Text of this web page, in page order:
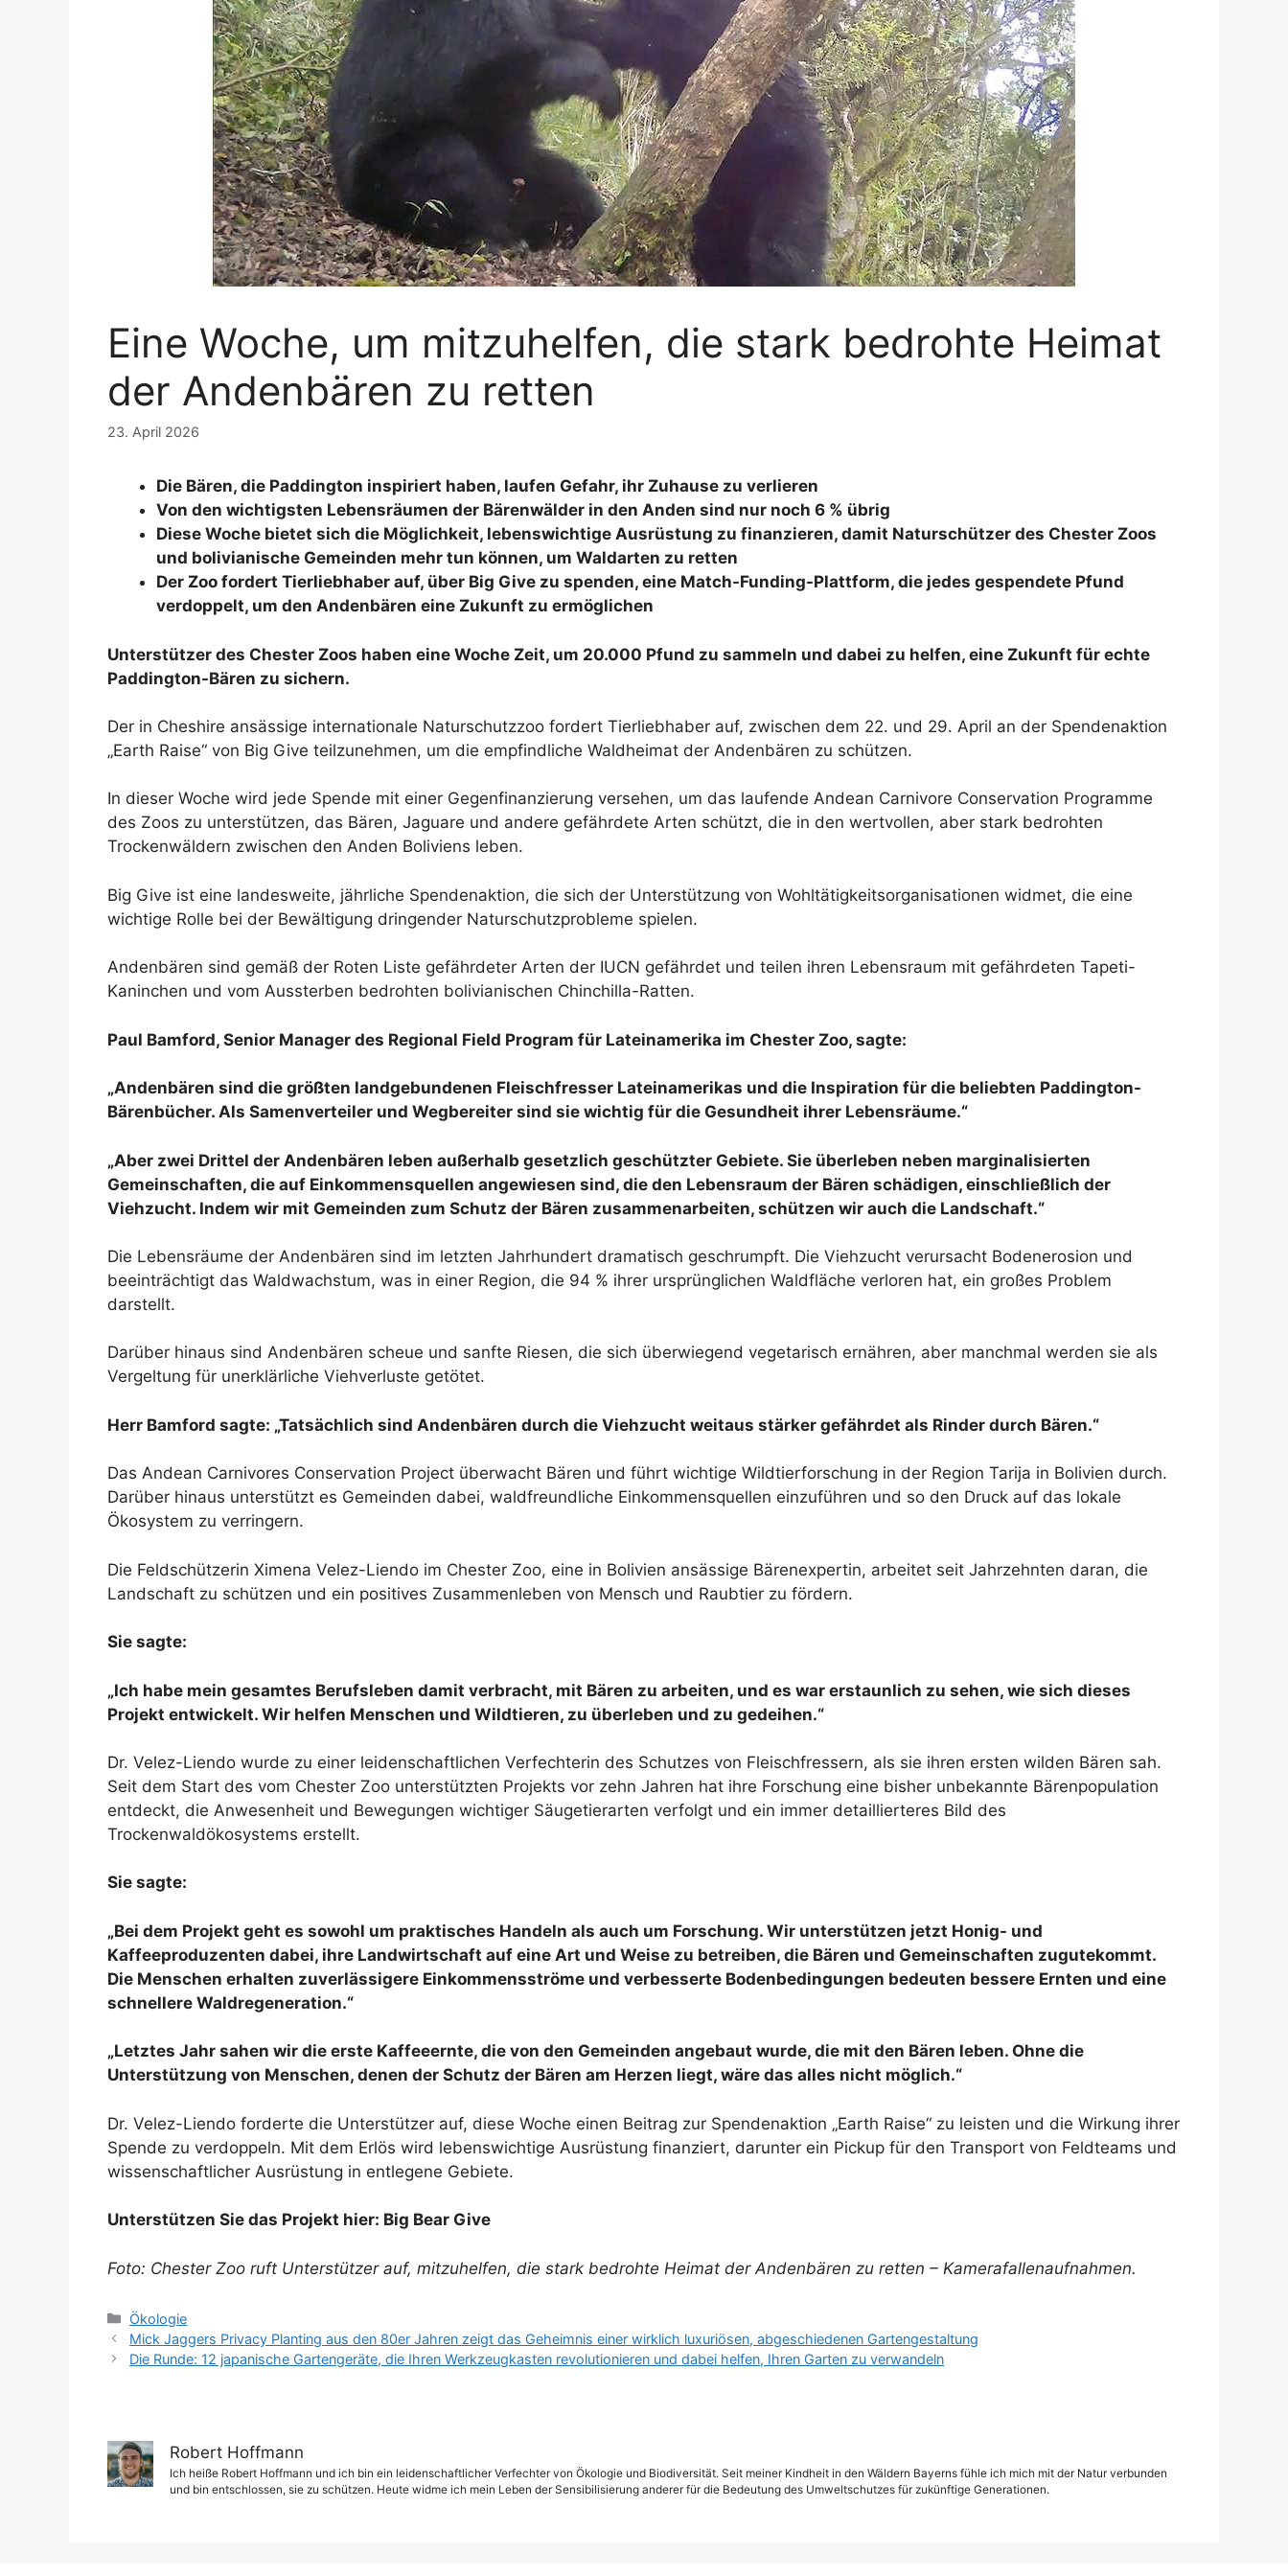
Eine Woche, um mitzuhelfen, die stark bedrohte Heimat
der Andenbären zu retten
23. April 2026
Die Bären, die Paddington inspiriert haben, laufen Gefahr, ihr Zuhause zu verlieren
Von den wichtigsten Lebensräumen der Bärenwälder in den Anden sind nur noch 6 % übrig
Diese Woche bietet sich die Möglichkeit, lebenswichtige Ausrüstung zu finanzieren, damit Naturschützer des Chester Zoos
und bolivianische Gemeinden mehr tun können, um Waldarten zu retten
Der Zoo fordert Tierliebhaber auf, über Big Give zu spenden, eine Match-Funding-Plattform, die jedes gespendete Pfund
verdoppelt, um den Andenbären eine Zukunft zu ermöglichen
Unterstützer des Chester Zoos haben eine Woche Zeit, um 20.000 Pfund zu sammeln und dabei zu helfen, eine Zukunft für echte
Paddington-Bären zu sichern.
Der in Cheshire ansässige internationale Naturschutzzoo fordert Tierliebhaber auf, zwischen dem 22. und 29. April an der Spendenaktion
„Earth Raise“ von Big Give teilzunehmen, um die empfindliche Waldheimat der Andenbären zu schützen.
In dieser Woche wird jede Spende mit einer Gegenfinanzierung versehen, um das laufende Andean Carnivore Conservation Programme
des Zoos zu unterstützen, das Bären, Jaguare und andere gefährdete Arten schützt, die in den wertvollen, aber stark bedrohten
Trockenwäldern zwischen den Anden Boliviens leben.
Big Give ist eine landesweite, jährliche Spendenaktion, die sich der Unterstützung von Wohltätigkeitsorganisationen widmet, die eine
wichtige Rolle bei der Bewältigung dringender Naturschutzprobleme spielen.
Andenbären sind gemäß der Roten Liste gefährdeter Arten der IUCN gefährdet und teilen ihren Lebensraum mit gefährdeten Tapeti-
Kaninchen und vom Aussterben bedrohten bolivianischen Chinchilla-Ratten.
Paul Bamford, Senior Manager des Regional Field Program für Lateinamerika im Chester Zoo, sagte:
„Andenbären sind die größten landgebundenen Fleischfresser Lateinamerikas und die Inspiration für die beliebten Paddington-
Bärenbücher. Als Samenverteiler und Wegbereiter sind sie wichtig für die Gesundheit ihrer Lebensräume.“
„Aber zwei Drittel der Andenbären leben außerhalb gesetzlich geschützter Gebiete. Sie überleben neben marginalisierten
Gemeinschaften, die auf Einkommensquellen angewiesen sind, die den Lebensraum der Bären schädigen, einschließlich der
Viehzucht. Indem wir mit Gemeinden zum Schutz der Bären zusammenarbeiten, schützen wir auch die Landschaft.“
Die Lebensräume der Andenbären sind im letzten Jahrhundert dramatisch geschrumpft. Die Viehzucht verursacht Bodenerosion und
beeinträchtigt das Waldwachstum, was in einer Region, die 94 % ihrer ursprünglichen Waldfläche verloren hat, ein großes Problem
darstellt.
Darüber hinaus sind Andenbären scheue und sanfte Riesen, die sich überwiegend vegetarisch ernähren, aber manchmal werden sie als
Vergeltung für unerklärliche Viehverluste getötet.
Herr Bamford sagte: „Tatsächlich sind Andenbären durch die Viehzucht weitaus stärker gefährdet als Rinder durch Bären.“
Das Andean Carnivores Conservation Project überwacht Bären und führt wichtige Wildtierforschung in der Region Tarija in Bolivien durch.
Darüber hinaus unterstützt es Gemeinden dabei, waldfreundliche Einkommensquellen einzuführen und so den Druck auf das lokale
Ökosystem zu verringern.
Die Feldschützerin Ximena Velez-Liendo im Chester Zoo, eine in Bolivien ansässige Bärenexpertin, arbeitet seit Jahrzehnten daran, die
Landschaft zu schützen und ein positives Zusammenleben von Mensch und Raubtier zu fördern.
Sie sagte:
„Ich habe mein gesamtes Berufsleben damit verbracht, mit Bären zu arbeiten, und es war erstaunlich zu sehen, wie sich dieses
Projekt entwickelt. Wir helfen Menschen und Wildtieren, zu überleben und zu gedeihen.“
Dr. Velez-Liendo wurde zu einer leidenschaftlichen Verfechterin des Schutzes von Fleischfressern, als sie ihren ersten wilden Bären sah.
Seit dem Start des vom Chester Zoo unterstützten Projekts vor zehn Jahren hat ihre Forschung eine bisher unbekannte Bärenpopulation
entdeckt, die Anwesenheit und Bewegungen wichtiger Säugetierarten verfolgt und ein immer detaillierteres Bild des
Trockenwaldökosystems erstellt.
Sie sagte:
„Bei dem Projekt geht es sowohl um praktisches Handeln als auch um Forschung. Wir unterstützen jetzt Honig- und
Kaffeeproduzenten dabei, ihre Landwirtschaft auf eine Art und Weise zu betreiben, die Bären und Gemeinschaften zugutekommt.
Die Menschen erhalten zuverlässigere Einkommensströme und verbesserte Bodenbedingungen bedeuten bessere Ernten und eine
schnellere Waldregeneration.“
„Letztes Jahr sahen wir die erste Kaffeeernte, die von den Gemeinden angebaut wurde, die mit den Bären leben. Ohne die
Unterstützung von Menschen, denen der Schutz der Bären am Herzen liegt, wäre das alles nicht möglich.“
Dr. Velez-Liendo forderte die Unterstützer auf, diese Woche einen Beitrag zur Spendenaktion „Earth Raise“ zu leisten und die Wirkung ihrer
Spende zu verdoppeln. Mit dem Erlös wird lebenswichtige Ausrüstung finanziert, darunter ein Pickup für den Transport von Feldteams und
wissenschaftlicher Ausrüstung in entlegene Gebiete.
Unterstützen Sie das Projekt hier: Big Bear Give
Foto: Chester Zoo ruft Unterstützer auf, mitzuhelfen, die stark bedrohte Heimat der Andenbären zu retten – Kamerafallenaufnahmen.
Kategorien
Ökologie
Mick Jaggers Privacy Planting aus den 80er Jahren zeigt das Geheimnis einer wirklich luxuriösen, abgeschiedenen Gartengestaltung
Die Runde: 12 japanische Gartengeräte, die Ihren Werkzeugkasten revolutionieren und dabei helfen, Ihren Garten zu verwandeln
Robert Hoffmann
Ich heiße Robert Hoffmann und ich bin ein leidenschaftlicher Verfechter von Ökologie und Biodiversität. Seit meiner Kindheit in den Wäldern Bayerns fühle ich mich mit der Natur verbunden
und bin entschlossen, sie zu schützen. Heute widme ich mein Leben der Sensibilisierung anderer für die Bedeutung des Umweltschutzes für zukünftige Generationen.